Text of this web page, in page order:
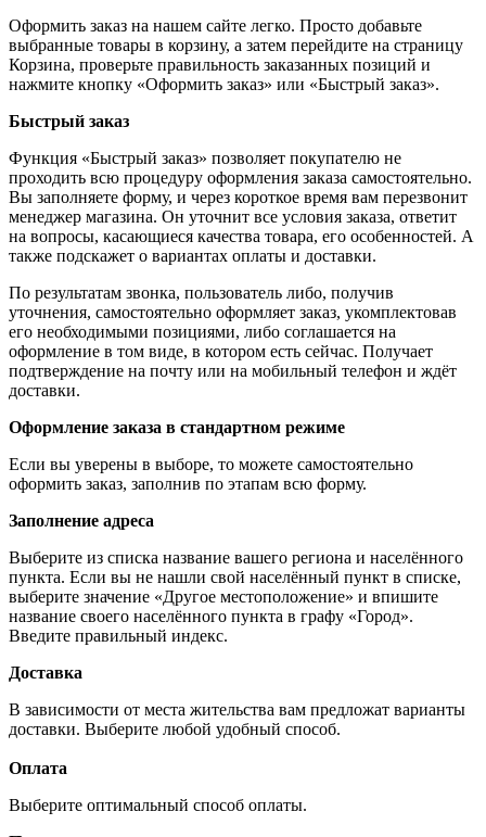
Оформить заказ на нашем сайте легко. Просто добавьте
выбранные товары в корзину, а затем перейдите на страницу
Корзина, проверьте правильность заказанных позиций и
нажмите кнопку «Оформить заказ» или «Быстрый заказ».
Быстрый заказ
Функция «Быстрый заказ» позволяет покупателю не
проходить всю процедуру оформления заказа самостоятельно.
Вы заполняете форму, и через короткое время вам перезвонит
менеджер магазина. Он уточнит все условия заказа, ответит
на вопросы, касающиеся качества товара, его особенностей. А
также подскажет о вариантах оплаты и доставки.
По результатам звонка, пользователь либо, получив
уточнения, самостоятельно оформляет заказ, укомплектовав
его необходимыми позициями, либо соглашается на
оформление в том виде, в котором есть сейчас. Получает
подтверждение на почту или на мобильный телефон и ждёт
доставки.
Оформление заказа в стандартном режиме
Если вы уверены в выборе, то можете самостоятельно
оформить заказ, заполнив по этапам всю форму.
Заполнение адреса
Выберите из списка название вашего региона и населённого
пункта. Если вы не нашли свой населённый пункт в списке,
выберите значение «Другое местоположение» и впишите
название своего населённого пункта в графу «Город».
Введите правильный индекс.
Доставка
В зависимости от места жительства вам предложат варианты
доставки. Выберите любой удобный способ.
Оплата
Выберите оптимальный способ оплаты.